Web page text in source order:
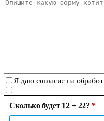
Я даю согласие на
Сколько будет 12 + 22? *